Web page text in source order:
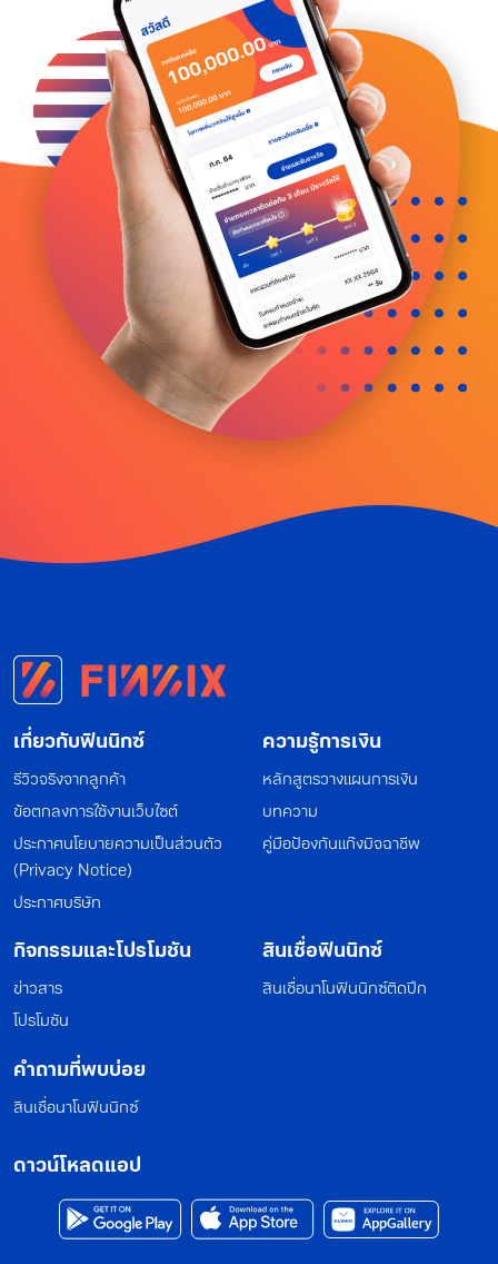
เกี่ยวกับฟินนิกซ์
รีวิวจริงจากลูกค้า
ข้อตกลงการใช้งานเว็บไซต์
ประกาศนโยบายความเป็นส่วนตัว
(Privacy Notice)
ประกาศบริษัท
ความรู้การเงิน
หลักสูตรวางแผนการเงิน
บทความ
คู่มือป้องกันแก๊งมิจฉาชีพ
กิจกรรมและโปรโมชัน
ข่าวสาร
โปรโมชัน
สินเชื่อฟินนิกซ์
สินเชื่อนาโนฟินนิกซ์ติดปีก
คำถามที่พบบ่อย
สินเชื่อนาโนฟินนิกซ์
ดาวน์โหลดแอป